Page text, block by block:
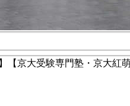
【京大受験専門塾・京大紅萌